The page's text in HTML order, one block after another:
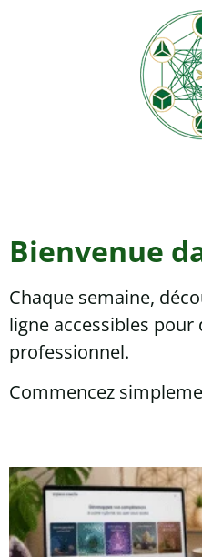
Bienvenue
Chaque semaine,
ligne accessibles
professionnel.
Commencez